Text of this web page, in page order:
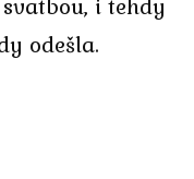
odešla.